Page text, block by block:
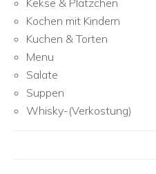
Kekse & Plätzchen
Kochen mit Kindern
Kuchen & Torten
Menu
Salate
Suppen
Whisky-(Verkostung)